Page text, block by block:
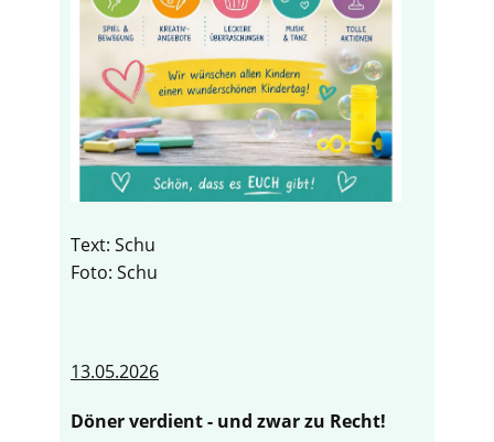
Text: Schu
Foto: Schu
13.05.2026
Döner verdient - und zwar zu Recht!